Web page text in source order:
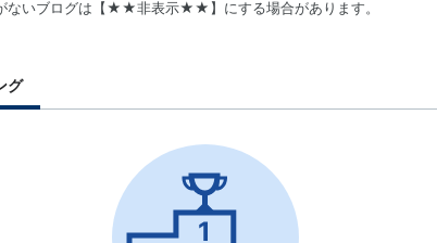
ないブログは【★★非表示★★】にする場合があります。
グ